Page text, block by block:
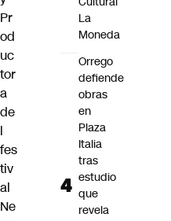
Pr
od
uc
tor
a
de
l
fes
tiv
al
Ne
La
Moneda
Orrego
defiende
obras
en
Plaza
Italia
tras
estudio
que
revela